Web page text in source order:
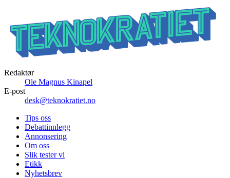
Redaktør
Ole Magnus Kinapel
E-post
desk@teknokratiet.no
Tips oss
Debattinnlegg
Annonsering
Om oss
Slik tester vi
Etikk
Nyhetsbrev